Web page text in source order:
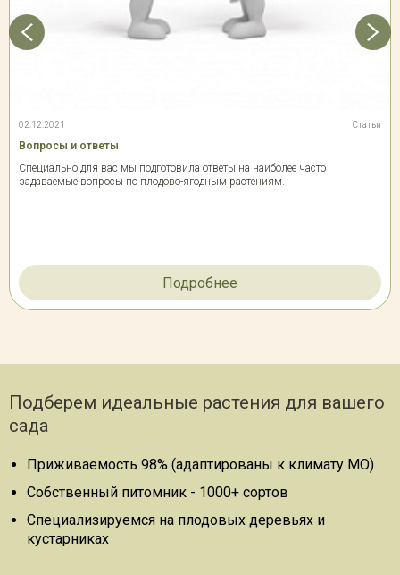
02.12.2021 Статьи
Вопросы и ответы
Специально для вас мы подготовила ответы на наиболее часто
задаваемые вопросы по плодово-ягодным растениям.
Подробнее
Подберем идеальные растения для вашего
сада
Приживаемость 98% (адаптированы к климату МО)
Собственный питомник - 1000+ сортов
Специализируемся на плодовых деревьях и
кустарниках